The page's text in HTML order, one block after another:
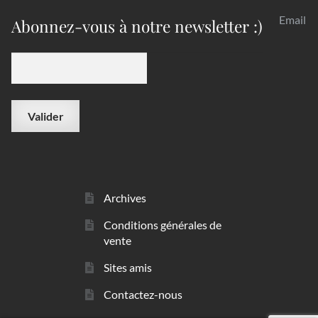
Abonnez-vous à notre newsletter :) Email
Archives
Conditions générales de
vente
Sites amis
Contactez-nous